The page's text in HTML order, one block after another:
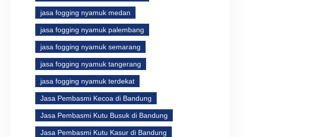
jasa fogging nyamuk medan
jasa fogging nyamuk palembang
jasa fogging nyamuk semarang
jasa fogging nyamuk tangerang
jasa fogging nyamuk terdekat
Jasa Pembasmi Kecoa di Bandung
Jasa Pembasmi Kutu Busuk di Bandung
Jasa Pembasmi Kutu Kasur di Bandung